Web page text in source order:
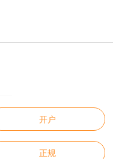
开户
正规